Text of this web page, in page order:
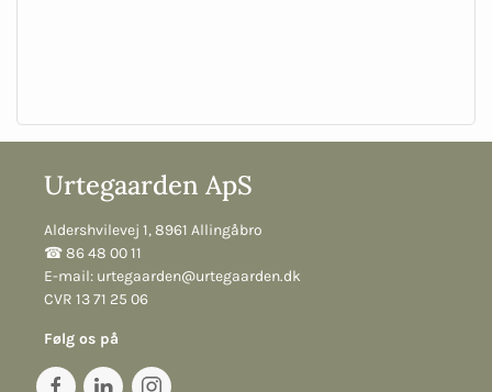
Urtegaarden ApS
Aldershvilevej 1, 8961 Allingåbro
☎︎ 86 48 00 11
E-mail: urtegaarden@urtegaarden.dk
CVR 13 71 25 06
Følg os på